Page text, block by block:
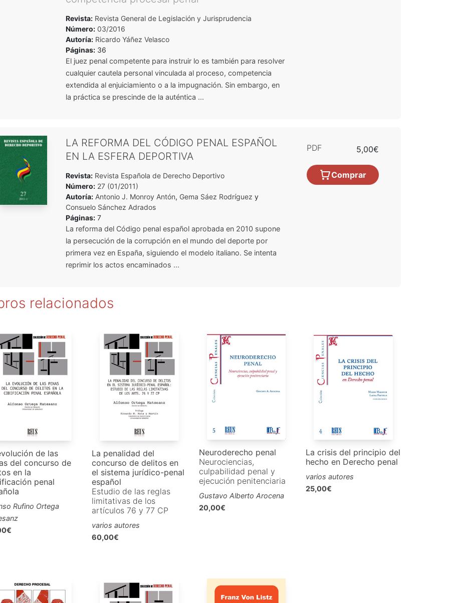
Revista:Revista General de Legislación y Jurisprudencia
Número:03/2016
Autoría: Ricardo Yáñez Velasco
Páginas:36
El juez penal competente para instruir lo es también para resolver
cualquier cautela personal vinculada al proceso, competencia
extendida al enjuiciamiento o a la impugnación. Sin embargo, en
la práctica se prescinde de la auténtica ...
LA REFORMA DEL CÓDIGO PENAL ESPAÑOL
EN LA ESFERA DEPORTIVA
Revista:Revista Española de Derecho Deportivo
Número:27 (01/2011)
Autoría: Antonio J. Monroy Antón, Gema Sáez Rodríguez y
Consuelo Sánchez Adrados
Páginas:7
La reforma del Código penal español aprobada en 2010 supone
la persecución de la corrupción en el mundo del deporte por
primera vez en España, siguiendo el modelo italiano. Se intenta
reprimir los actos encaminados ...
PDF 5,00€
Comprar
relacionados
de las
del concurso de
en la
penal
Rufino Ortega
La penalidad del
concurso de delitos en
el sistema jurídico-penal
español
Estudio de las reglas
limitativas de los
artículos 76 y 77 CP
varios autores
60,00€
Neuroderecho penal
Neurociencias,
culpabilidad penal y
ejecución penitenciaria
Gustavo Alberto Arocena
20,00€
La crisis del principio del
hecho en Derecho penal
varios autores
25,00€